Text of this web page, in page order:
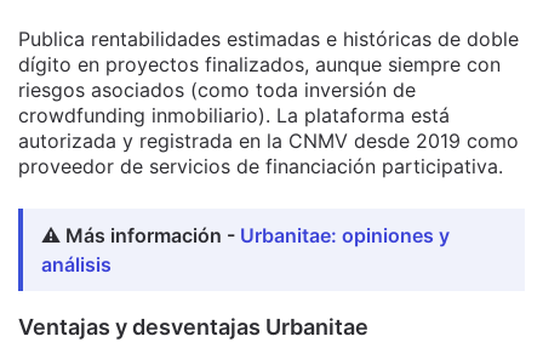
Publica rentabilidades estimadas e históricas de doble
dígito en proyectos finalizados, aunque siempre con
riesgos asociados (como toda inversión de
crowdfunding inmobiliario). La plataforma está
autorizada y registrada en la CNMV desde 2019 como
proveedor de servicios de financiación participativa.
⚠️ Más información - Urbanitae: opiniones y
análisis
Ventajas y desventajas Urbanitae